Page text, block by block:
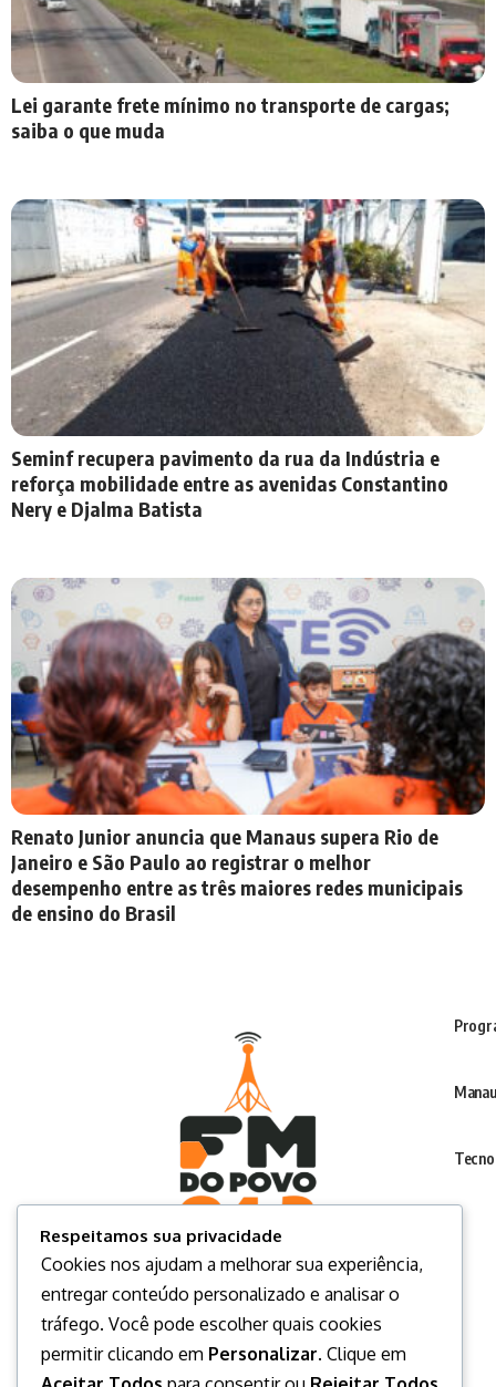
Lei garante frete mínimo no transporte de cargas;
saiba o que muda
Seminf recupera pavimento da rua da Indústria e
reforça mobilidade entre as avenidas Constantino
Nery e Djalma Batista
Renato Junior anuncia que Manaus supera Rio de
Janeiro e São Paulo ao registrar o melhor
desempenho entre as três maiores redes municipais
de ensino do Brasil
Respeitamos sua privacidade
Cookies nos ajudam a melhorar sua experiência,
entregar conteúdo personalizado e analisar o
tráfego. Você pode escolher quais cookies
permitir clicando em Personalizar. Clique em